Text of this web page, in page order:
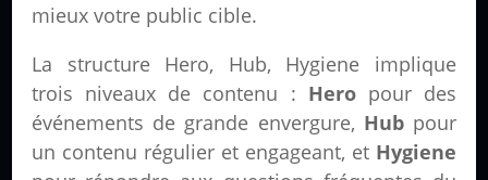
mieux votre public cible.
La structure Hero, Hub, Hygiene implique
trois niveaux de contenu : Heropour des
événements de grande envergure, Hubpour
un contenu régulier et engageant, et Hygiene